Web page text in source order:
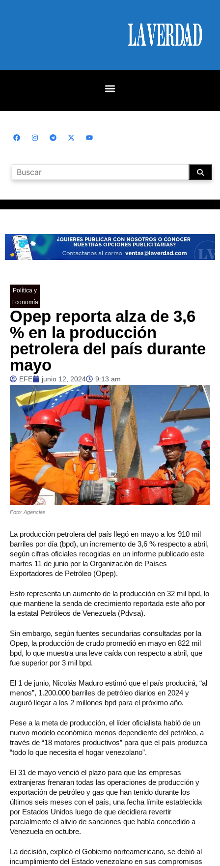
Política y
Economía
Opep reporta alza de 3,6
% en la producción
petrolera del país durante
mayo
EFE junio 12, 2024 9:13 am
Foto: Agencias
La producción petrolera del país llegó en mayo a los 910 mil
barriles por día (bpd), un incremento de 3,6 % respecto a abril,
según cifras oficiales recogidas en un informe publicado este
martes 11 de junio por la Organización de Países
Exportadores de Petróleo (Opep).
Esto representa un aumento de la producción en 32 mil bpd, lo
que mantiene la senda de crecimiento reportada este año por
la estatal Petróleos de Venezuela (Pdvsa).
Sin embargo, según fuentes secundarias consultadas por la
Opep, la producción de crudo promedió en mayo en 822 mil
bpd, lo que muestra una leve caída con respecto a abril, que
fue superior por 3 mil bpd.
El 1 de junio, Nicolás Maduro estimó que el país producirá, “al
menos”, 1.200.000 barriles de petróleo diarios en 2024 y
auguró llegar a los 2 millones bpd para el próximo año.
Pese a la meta de producción, el líder oficialista habló de un
nuevo modelo económico menos dependiente del petróleo, a
través de “18 motores productivos” para que el país produzca
“todo lo que necesita el hogar venezolano”.
El 31 de mayo venció el plazo para que las empresas
extranjeras frenaran todas las operaciones de producción y
exportación de petróleo y gas que han tenido durante los
últimos seis meses con el país, una fecha límite establecida
por Estados Unidos luego de que decidiera revertir
parcialmente el alivio de sanciones que había concedido a
Venezuela en octubre.
La decisión, explicó el Gobierno norteamericano, se debió al
incumplimiento del Estado venezolano en sus compromisos